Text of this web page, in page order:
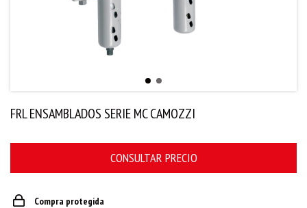
FRL ENSAMBLADOS SERIE MC CAMOZZI
Compra protegida